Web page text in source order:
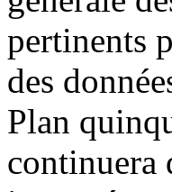
pertinents
des
Plan
continuera